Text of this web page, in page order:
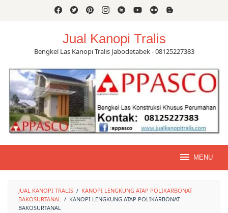
Jual Kanopi Tralis
Bengkel Las Kanopi Tralis Jabodetabek - 08125227383
MENU
JUAL KANOPI TRALIS / KANOPI LENGKUNG ATAP POLIKARBONAT
BAKOSURTANAL
/ KANOPI LENGKUNG ATAP POLIKARBONAT
BAKOSURTANAL